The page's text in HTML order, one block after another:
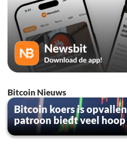
Bitcoin Nieuws
Bitcoin koers is
patroon biedt veel hoop